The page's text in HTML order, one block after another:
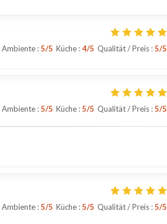
Ambiente :5/5 Küche :4/5 Qualität / Preis :5/5
Ambiente :5/5 Küche :5/5 Qualität / Preis :5/5
Ambiente :5/5 Küche :5/5 Qualität / Preis :5/5